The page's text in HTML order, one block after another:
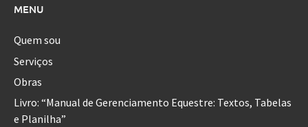
MENU
Quem sou
Serviços
Obras
Livro: “Manual de Gerenciamento Equestre: Textos, Tabelas
e Planilha”